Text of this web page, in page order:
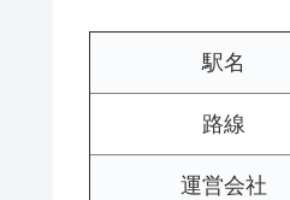
駅名
路線
運営会社